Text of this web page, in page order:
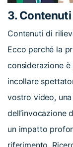
3.
Contenuti di
Ecco perché la
considerazione è
incollare
vostro video,
dell’invocazione
un impatto
riferimento.